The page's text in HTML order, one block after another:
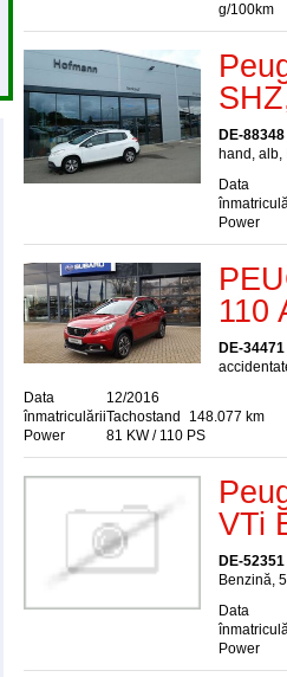
g/100km
DE-
hand,
Data
Power
110
DE-
Data
înmatriculării
12/2016
Tachostand
148.077 km
Power
81 KW / 110 PS
VTi
DE-
Benzină,
Data
Power